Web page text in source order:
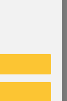
aus
19.